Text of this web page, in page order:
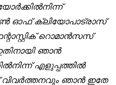
ഓഫ് ക്ലിയോപാട്രാസ്
റൊമാൻസസ്
ഞാൻ
എളുപ്പത്തിൽ
വിവർത്തനവും ഞാൻ ഇതേ